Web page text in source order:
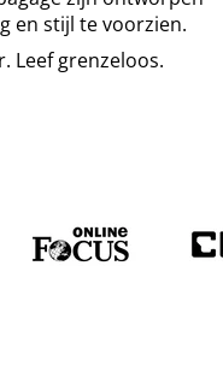
en stijl te voorzien.
Leef grenzeloos.